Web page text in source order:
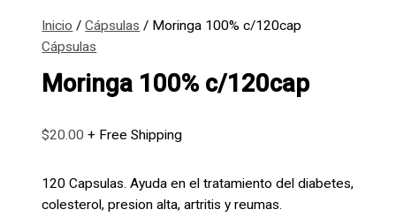
Inicio /Cápsulas / Moringa 100% c/120cap
Cápsulas
Moringa 100% c/120cap
$20.00 + Free Shipping
120 Capsulas. Ayuda en el tratamiento del diabetes,
colesterol, presion alta, artritis y reumas.